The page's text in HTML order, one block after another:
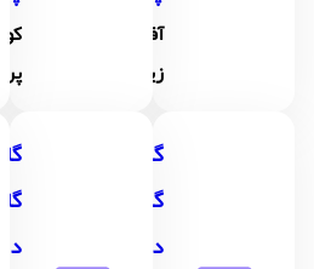
آفريدگار
زيبايي
كوچِ
گام به
گام
درس
گام